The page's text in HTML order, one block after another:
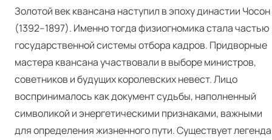
Золотой век квансана наступил в эпоху династии Чосон
(1392–1897). Именно тогда физиогномика стала частью
государственной системы отбора кадров. Придворные
мастера квансана участвовали в выборе министров,
советников и будущих королевских невест. Лицо
воспринималось как документ судьбы, наполненный
символикой и энергетическими признаками, важными
для определения жизненного пути. Существует легенда